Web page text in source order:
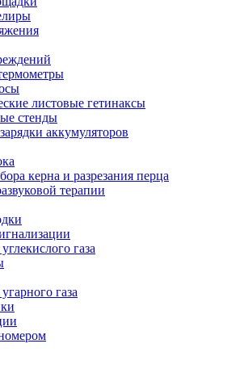
листовые гетинаксы
стенды
аккумуляторов
керна и разрезания перца
терапии
газа
газа